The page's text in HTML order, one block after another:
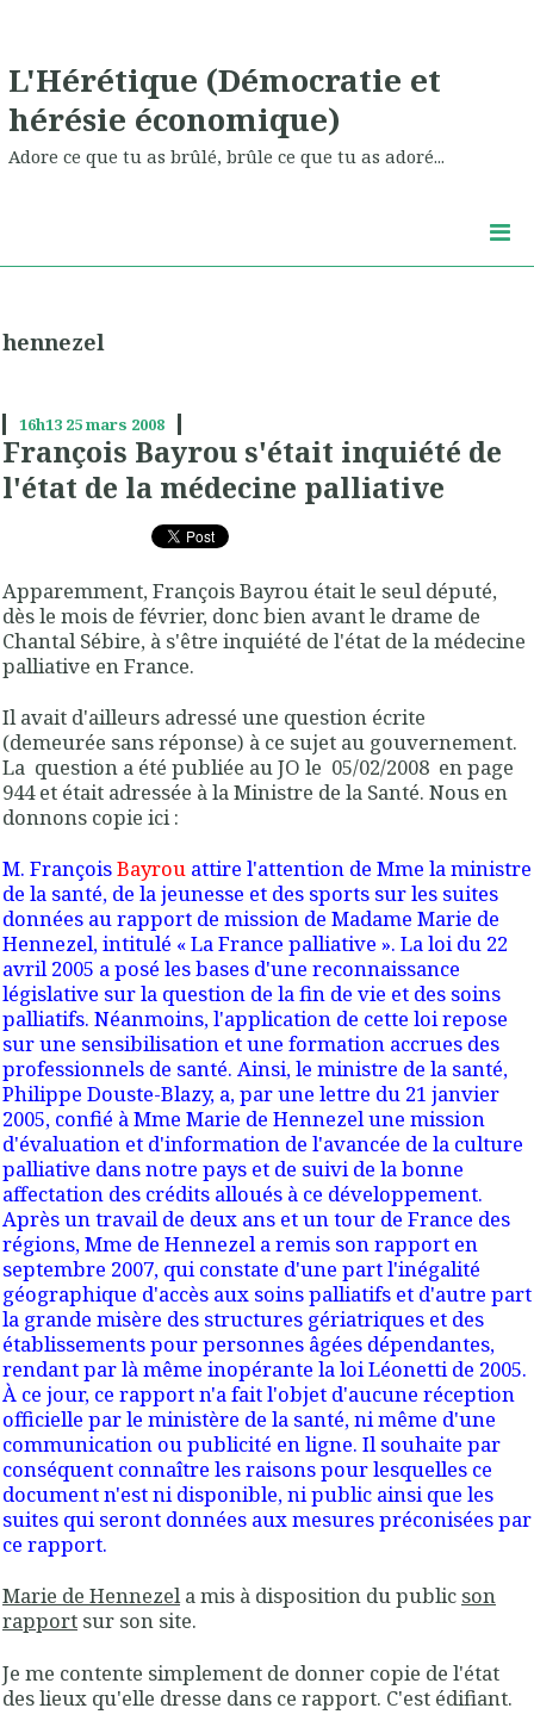
L'Hérétique (Démocratie et
hérésie économique)
Adore ce que tu as brûlé, brûle ce que tu as adoré...
hennezel
16h13 25mars 2008
François Bayrou s'était inquiété de
l'état de la médecine palliative
Apparemment, François Bayrou était le seul député,
dès le mois de février, donc bien avant le drame de
Chantal Sébire, à s'être inquiété de l'état de la médecine
palliative en France.
Il avait d'ailleurs adressé une question écrite
(demeurée sans réponse) à ce sujet au gouvernement.
La question a été publiée au JO le 05/02/2008 en page
944et était adressée à la Ministre de la Santé. Nous en
donnons copie ici :
M. FrançoisBayrou attire l'attention de Mme la ministre
de la santé, de la jeunesse et des sports sur les suites
données au rapport de mission de Madame Marie de
Hennezel, intitulé « La France palliative ». La loi du 22
avril 2005 a posé les bases d'une reconnaissance
législative sur la question de la fin de vie et des soins
palliatifs. Néanmoins, l'application de cette loi repose
sur une sensibilisation et une formation accrues des
professionnels de santé. Ainsi, le ministre de la santé,
Philippe Douste-Blazy, a, par une lettre du 21 janvier
2005, confié à Mme Marie de Hennezel une mission
d'évaluation et d'information de l'avancée de la culture
palliative dans notre pays et de suivi de la bonne
affectation des crédits alloués à ce développement.
Après un travail de deux ans et un tour de France des
régions, Mme de Hennezel a remis son rapport en
septembre 2007, qui constate d'une part l'inégalité
géographique d'accès aux soins palliatifs et d'autre part
la grande misère des structures gériatriques et des
établissements pour personnes âgées dépendantes,
rendant par là même inopérante la loi Léonetti de 2005.
À ce jour, ce rapport n'a fait l'objet d'aucune réception
officielle par le ministère de la santé, ni même d'une
communication ou publicité en ligne. Il souhaite par
conséquent connaître les raisons pour lesquelles ce
document n'est ni disponible, ni public ainsi que les
suites qui seront données aux mesures préconisées par
ce rapport.
Marie de Hennezela mis à disposition du public son
rapport sur son site.
Je me contente simplement de donner copie de l'état
des lieux qu'elle dresse dans ce rapport. C'est édifiant.